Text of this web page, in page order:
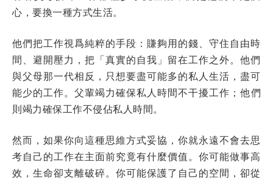
心，要換一種方式生活。
他們把工作視爲純粹的手段：賺夠用的錢、守住自由時
間、避開壓力，把「真實的自我」留在工作之外。他們
與父母那一代相反，只想要盡可能多的私人生活，盡可
能少的工作。父輩竭力確保私人時間不干擾工作；他們
則竭力確保工作不侵佔私人時間。
然而，如果你向這種思維方式妥協，你就永遠不會去思
考自己的工作在主面前究竟有什麼價值。你可能做事高
效，生命卻支離破碎。你可能保護了自己的空間，卻從